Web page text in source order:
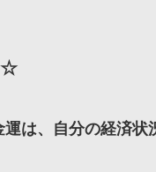
は、自分の経済状